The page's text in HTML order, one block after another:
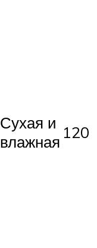
Сухая и
влажная 120